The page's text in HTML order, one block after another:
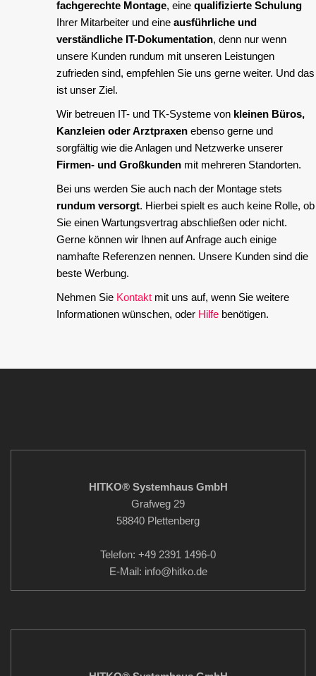
fachgerechte Montage, eine qualifizierte Schulung
Ihrer Mitarbeiter und eine ausführliche und
verständliche IT-Dokumentation, denn nur wenn
unsere Kunden rundum mit unseren Leistungen
zufrieden sind, empfehlen Sie uns gerne weiter. Und das
ist unser Ziel.
Wir betreuen IT- und TK-Systeme von kleinen Büros,
Kanzleien oder Arztpraxen ebenso gerne und
sorgfältig wie die Anlagen und Netzwerke unserer
Firmen- und Großkunden mit mehreren Standorten.
Bei uns werden Sie auch nach der Montage stets
rundum versorgt. Hierbei spielt es auch keine Rolle, ob
Sie einen Wartungsvertrag abschließen oder nicht.
Gerne können wir Ihnen auf Anfrage auch einige
namhafte Referenzen nennen. Unsere Kunden sind die
beste Werbung.
Nehmen Sie Kontakt mit uns auf, wenn Sie weitere
Informationen wünschen, oder Hilfe benötigen.
HITKO® Systemhaus GmbH
Grafweg 29
58840 Plettenberg
Telefon: +49 2391 1496-0
E-Mail: info@hitko.de